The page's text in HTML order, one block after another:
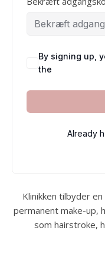
By signing up,
the
Already
Klinikken tilbyder
permanent make-up,
som hairstroke,